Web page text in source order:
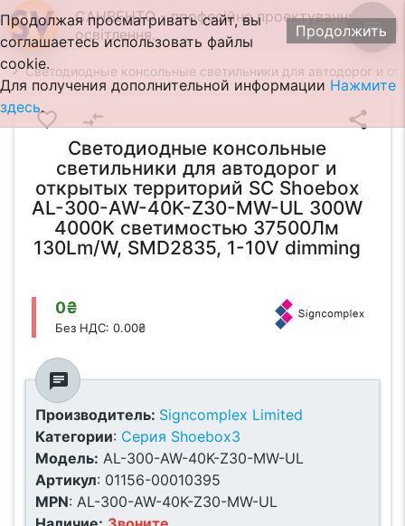
САНВЕНТО - професійне проектування
освітлення.
menu
Светодиодные консольные светильники для автодорог и
favorite_border compare_arrows share
Светодиодные консольные
светильники для автодорог и
открытых территорий SC Shoebox
AL-300-AW-40K-Z30-MW-UL 300W
4000K светимостью 37500Лм
130Lm/W, SMD2835, 1-10V dimming
0₴
Без НДС: 0.00₴
chat
Производитель: Signcomplex Limited
Категории: Серия Shoebox3
Модель: AL-300-AW-40K-Z30-MW-UL
Артикул: 01156-00010395
MPN:AL-300-AW-40K-Z30-MW-UL
Продолжить
Продолжая просматривать сайт, вы
соглашаетесь использовать файлы
cookie.
Для получения дополнительной информации Нажмите
здесь.